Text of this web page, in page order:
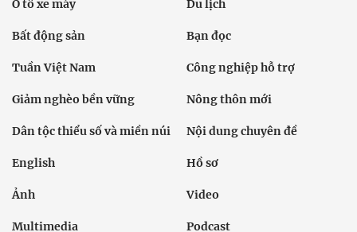
Ô tô xe máy Du lịch
Bất động sản Bạn đọc
Tuần Việt Nam Công nghiệp hỗ trợ
Giảm nghèo bền vững Nông thôn mới
Dân tộc thiểu số và miền núi Nội dung chuyên đề
English Hồ sơ
Ảnh Video
Multimedia Podcast